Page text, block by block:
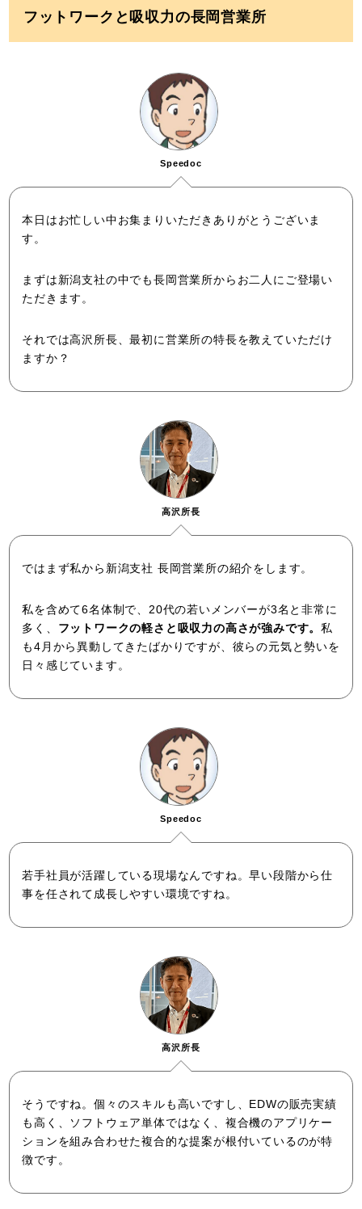
フットワークと吸収力の長岡営業所
Speedoc
本日はお忙しい中お集まりいただきありがとうございま
す。
まずは新潟支社の中でも長岡営業所からお二人にご登場い
ただきます。
それでは高沢所長、最初に営業所の特長を教えていただけ
ますか？
ではまず私から新潟支社 長岡営業所の紹介をします。
私を含めて6名体制で、20代の若いメンバーが3名と非常に
多く、 フットワークの軽さと吸収力の高さが強みです。私
も4月から異動してきたばかりですが、彼らの元気と勢いを
日々感じています。
高沢所長
Speedoc
若手社員が活躍している現場なんですね。早い段階から仕
事を任されて成長しやすい環境ですね。
そうですね。個々のスキルも高いですし、EDWの販売実績
も高く、ソフトウェア単体ではなく、複合機のアプリケー
ションを組み合わせた複合的な提案が根付いているのが特
徴です。
高沢所長